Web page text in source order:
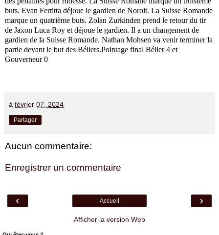
buts. Evan Fertitta déjoue le gardien de Noroit. La Suisse Romande
marque un quatrième buts. Zolan Zurkinden prend le retour du tir
de Jaxon Luca Roy et déjoue le gardien. Il a un changement de
gardien de la Suisse Romande. Nathan Mohsen va venir terminer la
partie devant le but des Béliers.Pointage final Bélier 4 et
Gouverneur 0
à février 07, 2024
Partager
Aucun commentaire:
Enregistrer un commentaire
‹ ›
Accueil
Afficher la version Web